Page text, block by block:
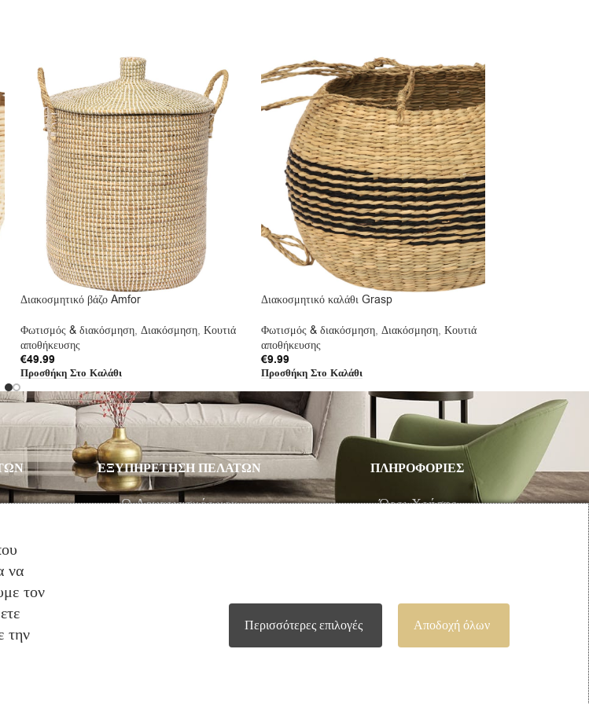
Διακοσμητικό βάζο Amfor
Φωτισμός & διακόσμηση, Διακόσμηση, Κουτιά
αποθήκευσης
€49.99
Προσθήκη Στο Καλάθι
Διακοσμητικό καλάθι Grasp
Φωτισμός & διακόσμηση, Διακόσμηση, Κουτιά
αποθήκευσης
€9.99
Προσθήκη Στο Καλάθι
ΕΞΥΠΗΡΕΤΗΣΗ ΠΕΛΑΤΩΝ
Ο Λογαριασμός μου
ΠΛΗΡΟΦΟΡΙΕΣ
Όροι Χρήσης
να
τον
την
Περισσότερες επιλογές Αποδοχή όλων